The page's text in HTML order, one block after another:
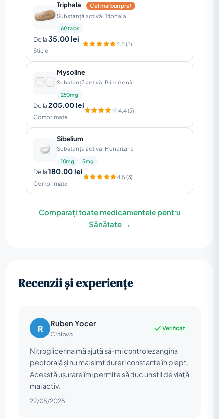
Triphala Cel mai bun preț
Substanță activă: Triphala
60 tabs
De la35.00 lei
Sticle
4.5 (3)
Mysoline
Substanță activă: Primidonă
250mg
De la205.00 lei
Comprimate
4.4 (3)
Sibelium
Substanță activă: Flunarizină
10mg 5mg
De la180.00 lei
Comprimate
4.5 (3)
Comparați toate medicamentele pentru
Sănătate →
Recenzii și experiențe
R Ruben Yoder
Craiova
Verificat
Nitroglicerina mă ajută să-mi controlez angina
pectorală și nu mai simt dureri constante în piept.
Această ușurare îmi permite să duc un stil de viață
mai activ.
22/05/2025